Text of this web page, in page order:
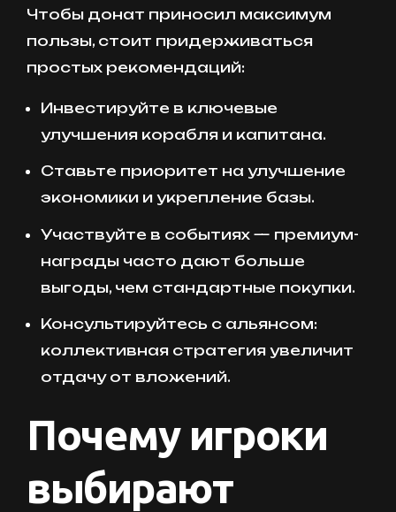
Чтобы донат приносил максимум
пользы, стоит придерживаться
простых рекомендаций:
Инвестируйте в ключевые
улучшения корабля и капитана.
Ставьте приоритет на улучшение
экономики и укрепление базы.
Участвуйте в событиях — премиум-
награды часто дают больше
выгоды, чем стандартные покупки.
Консультируйтесь с альянсом:
коллективная стратегия увеличит
отдачу от вложений.
Почему игроки
выбирают